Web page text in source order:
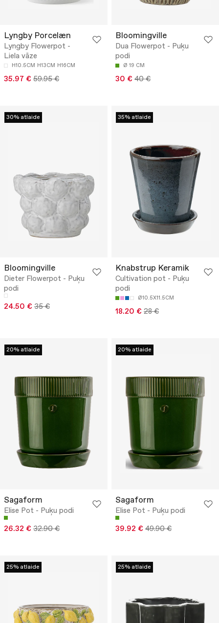
Lyngby Porcelæn
Lyngby Flowerpot -
Liela vāze
H10.5CM H13CM H16CM
35.97 € 59.95 €
Bloomingville
Dua Flowerpot - Puķu
podi
Ø 19 CM
30 € 40 €
30% atlaide
Bloomingville
Dieter Flowerpot - Puķu
podi
24.50 € 35 €
35% atlaide
Knabstrup Keramik
Cultivation pot - Puķu
podi
Ø10.5X11.5CM
18.20 € 28 €
20% atlaide
Sagaform
Elise Pot - Puķu podi
26.32 € 32.90 €
20% atlaide
Sagaform
Elise Pot - Puķu podi
39.92 € 49.90 €
25% atlaide 25% atlaide